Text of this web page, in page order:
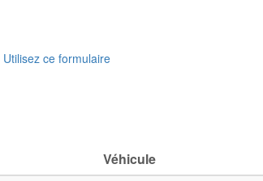
Utilisez ce formulaire
Véhicule